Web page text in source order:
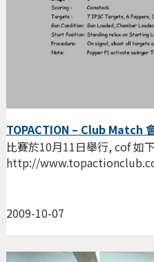
TOPACTION – Club Match
2009-10-07
比賽於10月11日舉行, cof 如下
http://